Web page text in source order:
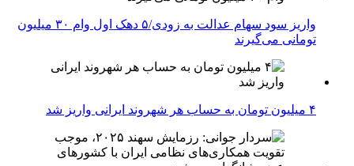
واریز سود سهام عدالت به زودی/۵ دهک اول وام ۳۰ میلیون
تومانی می‌گیرند
۴ میلیون تومان به حساب هر شهروند ایرانی واریز شد